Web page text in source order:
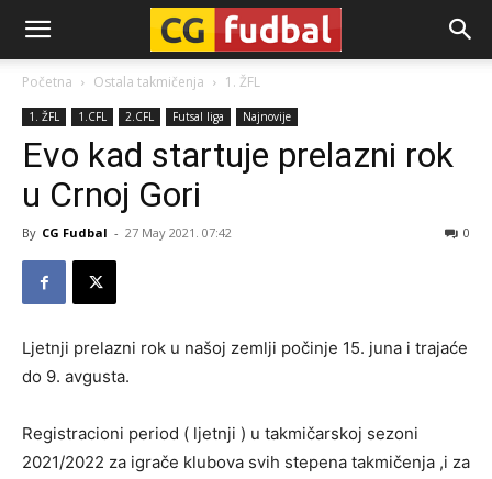
CG-
Fudbal
Početna Ostala takmičenja 1. ŽFL
1. ŽFL 1.CFL 2.CFL Futsal liga Najnovije
Evo kad startuje prelazni rok
u Crnoj Gori
By CG Fudbal - 27 May 2021. 07:42 0
Ljetnji prelazni rok u našoj zemlji počinje 15. juna i trajaće
do 9. avgusta.
Registracioni period ( ljetnji ) u takmičarskoj sezoni
2021/2022 za igrače klubova svih stepena takmičenja ,i za